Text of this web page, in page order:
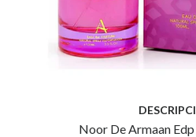
Noor De Armaan